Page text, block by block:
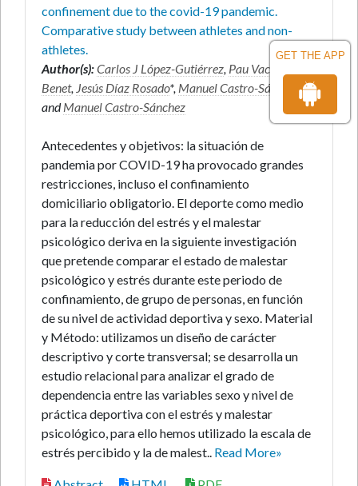
GET THE APP
confinement due to the covid-19 pandemic.
Comparative study between athletes and non-
athletes.
Author(s):Carlos J López-Gutiérrez, Pau Vaccaro
Benet, Jesús Díaz Rosado*, Manuel Castro-Sánchez
andManuel Castro-Sánchez
Antecedentes y objetivos: la situación de
pandemia por COVID-19 ha provocado grandes
restricciones, incluso el confinamiento
domiciliario obligatorio. El deporte como medio
para la reducción del estrés y el malestar
psicológico deriva en la siguiente investigación
que pretende comparar el estado de malestar
psicológico y estrés durante este periodo de
confinamiento, de grupo de personas, en función
de su nivel de actividad deportiva y sexo. Material
y Método: utilizamos un diseño de carácter
descriptivo y corte transversal; se desarrolla un
estudio relacional para analizar el grado de
dependencia entre las variables sexo y nivel de
práctica deportiva con el estrés y malestar
psicológico, para ello hemos utilizado la escala de
estrés percibido y la de malest.. Read More»